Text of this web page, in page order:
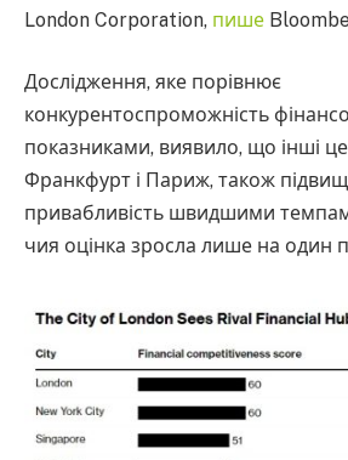
London Corporation, пише
Дослідження, яке порівнює
конкурентоспроможність
показниками, виявило, що інші
Франкфурт і Париж, також
привабливість швидшими
чия оцінка зросла лише на один